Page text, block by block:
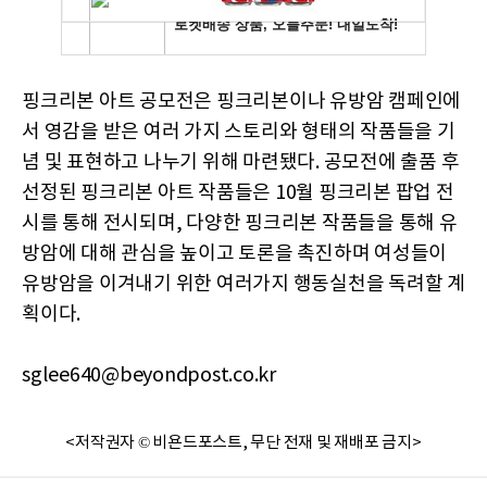
핑크리본 아트 공모전은 핑크리본이나 유방암 캠페인에
서 영감을 받은 여러 가지 스토리와 형태의 작품들을 기
념 및 표현하고 나누기 위해 마련됐다. 공모전에 출품 후
선정된 핑크리본 아트 작품들은 10월 핑크리본 팝업 전
시를 통해 전시되며, 다양한 핑크리본 작품들을 통해 유
방암에 대해 관심을 높이고 토론을 촉진하며 여성들이
유방암을 이겨내기 위한 여러가지 행동실천을 독려할 계
획이다.
sglee640@beyondpost.co.kr
<저작권자 © 비욘드포스트, 무단 전재 및 재배포 금지>